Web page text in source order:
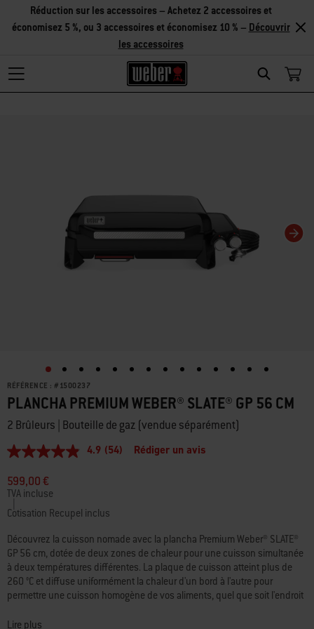
Search
Réduction sur les accessoires – Achetez 2 accessoires et
économisez 5 %, ou 3 accessoires et économisez 10 % – Découvrir
les accessoires
RÉFÉRENCE : # 1500237
PLANCHA PREMIUM WEBER® SLATE® GP 56 CM
2 Brûleurs | Bouteille de gaz (vendue séparément)
4.9
sur
5,
valeur
de
note
moyenne.
Read
54
Reviews.
Lien
sur
même
4.9 (54) Rédiger un avis
599,00 €
TVA incluse
Cotisation Recupel inclus
Découvrez la cuisson nomade avec la plancha Premium Weber® SLATE®
GP 56 cm, dotée de deux zones de chaleur pour une cuisson simultanée
à deux températures différentes. La plaque de cuisson atteint plus de
260 °C et diffuse uniformément la chaleur d'un bord à l'autre pour
permettre une cuisson homogène de vos aliments, quel que soit l'endroit
émaillé antiadhésif est prête à l'emploi dès sa sortie de la boîte pour
Lire plus